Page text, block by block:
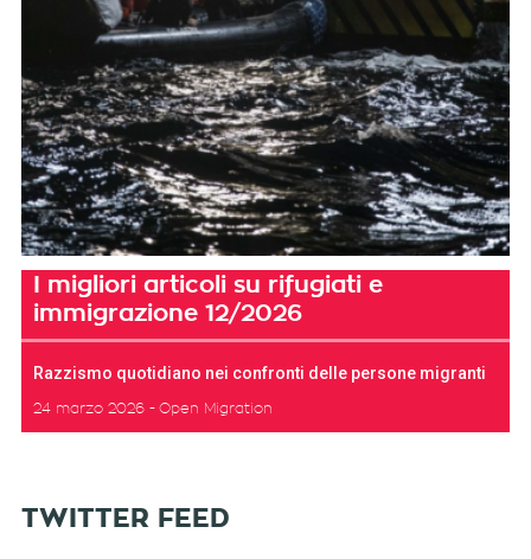
I migliori articoli su rifugiati e
immigrazione 12/2026
Razzismo quotidiano nei confronti delle persone migranti
24 marzo 2026 Open Migration
TWITTER FEED